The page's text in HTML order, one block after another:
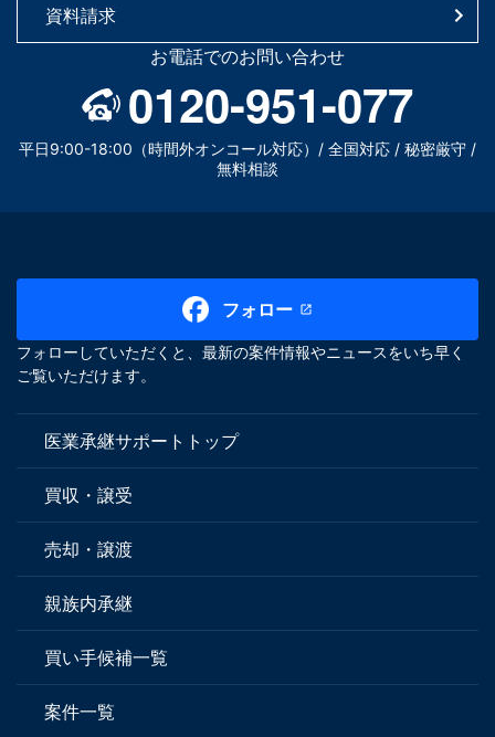
資料請求
お電話でのお問い合わせ
0120-951-077
平日9:00-18:00（時間外オンコール対応）/ 全国対応 / 秘密厳守 /
無料相談
フォロー
フォローしていただくと、最新の案件情報やニュースをいち早く
ご覧いただけます。
医業承継サポートトップ
買収・譲受
売却・譲渡
親族内承継
買い手候補一覧
案件一覧